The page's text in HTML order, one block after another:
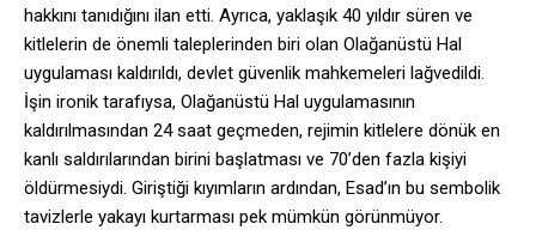
hakkını tanıdığını ilan etti. Ayrıca, yaklaşık 40 yıldır süren ve
kitlelerin de önemli taleplerinden biri olan Olağanüstü Hal
uygulaması kaldırıldı, devlet güvenlik mahkemeleri lağvedildi.
İşin ironik tarafıysa, Olağanüstü Hal uygulamasının
kaldırılmasından 24 saat geçmeden, rejimin kitlelere dönük en
kanlı saldırılarından birini başlatması ve 70’den fazla kişiyi
öldürmesiydi. Giriştiği kıyımların ardından, Esad’ın bu sembolik
tavizlerle yakayı kurtarması pek mümkün görünmüyor.